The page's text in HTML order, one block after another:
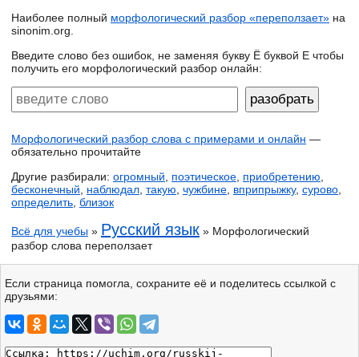
Наиболее полный морфологический разбор «переползает» на
sinonim.org.
Введите слово без ошибок, не заменяя букву Ё буквой Е чтобы
получить его морфологический разбор онлайн:
Морфологический разбор слова с примерами и онлайн —
обязательно прочитайте
Другие разбирали: огромный поэтическое приобретению
бесконечный
наблюдал такую чужбине вприпрыжку, сурово
определить близок
Всё для учебы » Русский язык » Морфологический
разбор слова переползает
Если страница помогла, сохраните её и поделитесь ссылкой с
друзьями: